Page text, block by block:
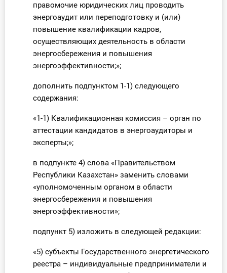
правомочие юридических лиц проводить
энергоаудит или переподготовку и (или)
повышение квалификации кадров,
осуществляющих деятельность в области
энергосбережения и повышения
энергоэффективности;»;
дополнить подпунктом 1-1) следующего
содержания:
«1-1) Квалификационная комиссия – орган по
аттестации кандидатов в энергоаудиторы и
эксперты;»;
в подпункте 4) слова «Правительством
Республики Казахстан» заменить словами
«уполномоченным органом в области
энергосбережения и повышения
энергоэффективности»;
подпункт 5) изложить в следующей редакции:
«5) субъекты Государственного энергетического
реестра – индивидуальные предприниматели и